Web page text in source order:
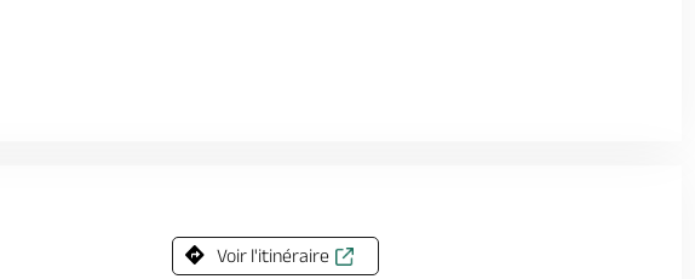
Voir l'itinéraire